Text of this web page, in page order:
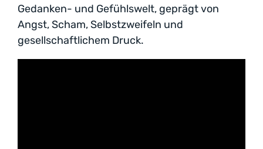
Gedanken- und Gefühlswelt, geprägt von
Angst, Scham, Selbstzweifeln und
gesellschaftlichem Druck.